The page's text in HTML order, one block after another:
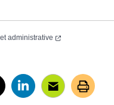
administrative